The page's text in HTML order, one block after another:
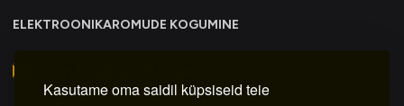
Kasutame oma saidil küpsiseid teie
ELEKTROONIKAROMUDE KOGUMINE